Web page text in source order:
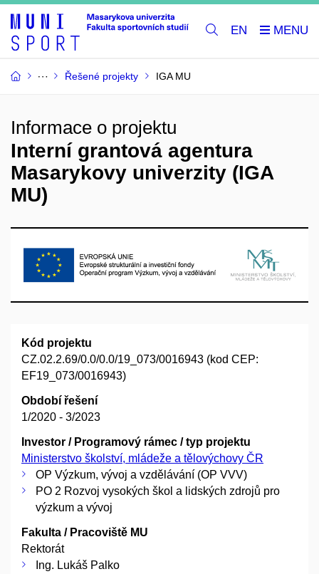
EN
Řešené projekty IGA MU
Informace o projektu
Interní grantová agentura
Masarykovy univerzity (IGA
MU)
Kód projektu
CZ.02.2.69/0.0/0.0/19_073/0016943 (kod CEP:
EF19_073/0016943)
Období řešení
1/2020 - 3/2023
Investor / Programový rámec / typ projektu
Ministerstvo školství, mládeže a tělovýchovy ČR
OP Výzkum, vývoj a vzdělávání (OP VVV)
PO 2 Rozvoj vysokých škol a lidských zdrojů pro
výzkum a vývoj
Fakulta / Pracoviště MU
Rektorát
Ing. Lukáš Palko